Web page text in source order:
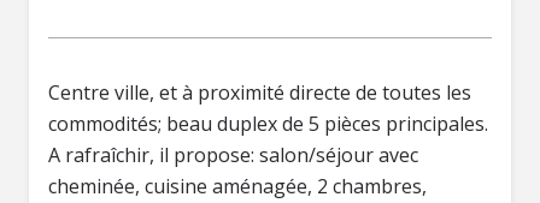
Centre ville, et à proximité directe de toutes les
commodités; beau duplex de 5 pièces principales.
A rafraîchir, il propose: salon/séjour avec
cheminée, cuisine aménagée, 2 chambres,